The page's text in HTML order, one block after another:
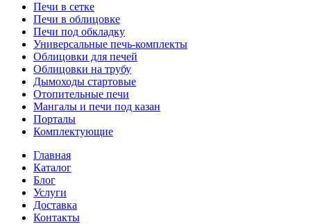
Печи в сетке
Печи в облицовке
Печи под обкладку
Универсальные печь-комплекты
Облицовки для печей
Облицовки на трубу
Дымоходы стартовые
Отопительные печи
Мангалы и печи под казан
Порталы
Комплектующие
Главная
Каталог
Блог
Услуги
Доставка
Контакты